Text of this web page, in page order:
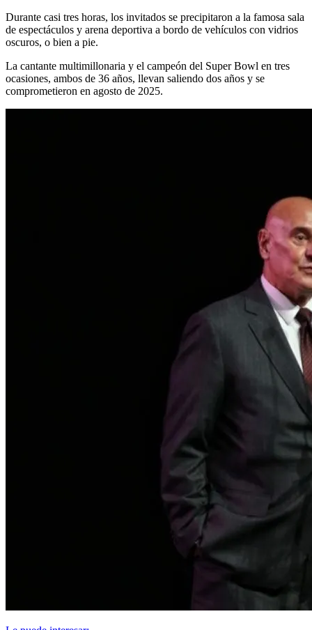
Durante casi tres horas, los invitados se precipitaron a la famosa sala
de espectáculos y arena deportiva a bordo de vehículos con vidrios
oscuros, o bien a pie.
La cantante multimillonaria y el campeón del Super Bowl en tres
ocasiones, ambos de 36 años, llevan saliendo dos años y se
comprometieron en agosto de 2025.